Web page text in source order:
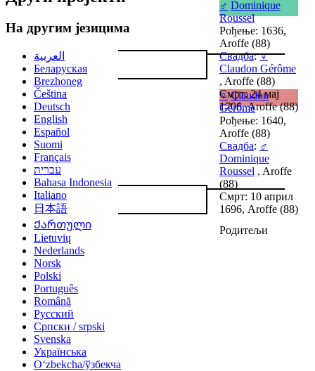
♂ Dominique
Roussel
Рођење: 1636,
Aroffe (88)
Свадба:♀
Claudon Gérôme
, Aroffe (88)
Смрт: 24 мај
1706, Aroffe (88)
♀ Claudon
Gérôme
Рођење: 1640,
Aroffe (88)
Свадба: ♂
Dominique
Roussel , Aroffe
(88)
Смрт: 10 април
1696, Aroffe (88)
Родитељи
На другим језицима
العربية
Беларуская
Brezhoneg
Čeština
Deutsch
English
Español
Suomi
Français
עברית
Bahasa Indonesia
Italiano
日本語
Ქართული
Lietuvių
Nederlands
Norsk
Polski
Português
Română
Русский
Српски / srpski
Svenska
Українська
Oʻzbekcha/ўзбекча